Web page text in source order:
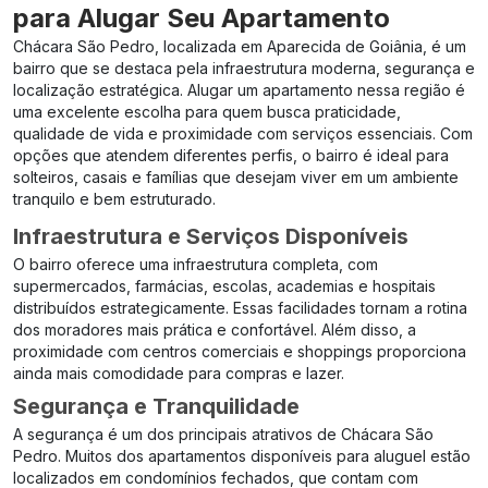
para Alugar Seu Apartamento
Chácara São Pedro, localizada em Aparecida de Goiânia, é um
bairro que se destaca pela infraestrutura moderna, segurança e
localização estratégica. Alugar um apartamento nessa região é
uma excelente escolha para quem busca praticidade,
qualidade de vida e proximidade com serviços essenciais. Com
opções que atendem diferentes perfis, o bairro é ideal para
solteiros, casais e famílias que desejam viver em um ambiente
tranquilo e bem estruturado.
Infraestrutura e Serviços Disponíveis
O bairro oferece uma infraestrutura completa, com
supermercados, farmácias, escolas, academias e hospitais
distribuídos estrategicamente. Essas facilidades tornam a rotina
dos moradores mais prática e confortável. Além disso, a
proximidade com centros comerciais e shoppings proporciona
ainda mais comodidade para compras e lazer.
Segurança e Tranquilidade
A segurança é um dos principais atrativos de Chácara São
Pedro. Muitos dos apartamentos disponíveis para aluguel estão
localizados em condomínios fechados, que contam com